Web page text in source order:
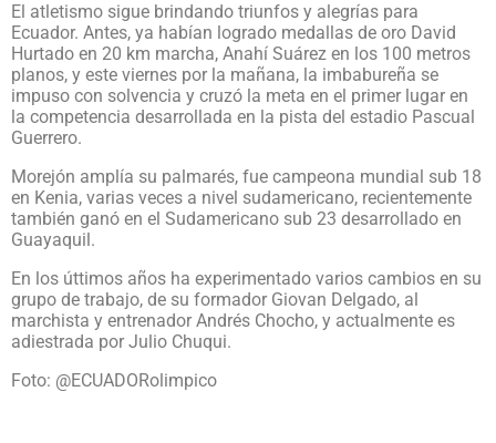
El atletismo sigue brindando triunfos y alegrías para
Ecuador. Antes, ya habían logrado medallas de oro David
Hurtado en 20 km marcha, Anahí Suárez en los 100 metros
planos, y este viernes por la mañana, la imbabureña se
impuso con solvencia y cruzó la meta en el primer lugar en
la competencia desarrollada en la pista del estadio Pascual
Guerrero.
Morejón amplía su palmarés, fue campeona mundial sub 18
en Kenia, varias veces a nivel sudamericano, recientemente
también ganó en el Sudamericano sub 23 desarrollado en
Guayaquil.
En los úttimos años ha experimentado varios cambios en su
grupo de trabajo, de su formador Giovan Delgado, al
marchista y entrenador Andrés Chocho, y actualmente es
adiestrada por Julio Chuqui.
Foto: @ECUADORolimpico